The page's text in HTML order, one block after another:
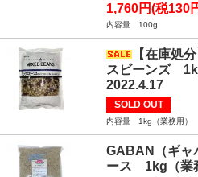
1,760円(税130
内容量 100g
【在庫処
スビーンズ
2022.4.17
SOLD OUT
内容量 1kg（業務用）
GABAN（ギャ
ース 1kg（業